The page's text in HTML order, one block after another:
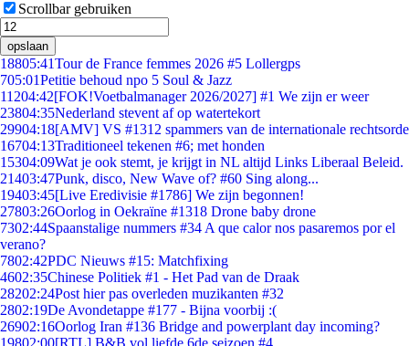
Scrollbar gebruiken
opslaan
18805:41Tour de France femmes 2026 #5 Lollergps
705:01Petitie behoud npo 5 Soul & Jazz
11204:42[FOK!Voetbalmanager 2026/2027] #1 We zijn er weer
23804:35Nederland stevent af op watertekort
29904:18[AMV] VS #1312 spammers van de internationale rechtsorde
16704:13Traditioneel tekenen #6; met honden
15304:09Wat je ook stemt, je krijgt in NL altijd Links Liberaal Beleid.
21403:47Punk, disco, New Wave of? #60 Sing along...
19403:45[Live Eredivisie #1786] We zijn begonnen!
27803:26Oorlog in Oekraïne #1318 Drone baby drone
7302:44Spaanstalige nummers #34 A que calor nos pasaremos por el
verano?
7802:42PDC Nieuws #15: Matchfixing
4602:35Chinese Politiek #1 - Het Pad van de Draak
28202:24Post hier pas overleden muzikanten #32
2802:19De Avondetappe #177 - Bijna voorbij :(
26902:16Oorlog Iran #136 Bridge and powerplant day incoming?
19802:00[RTL] B&B vol liefde 6de seizoen #4